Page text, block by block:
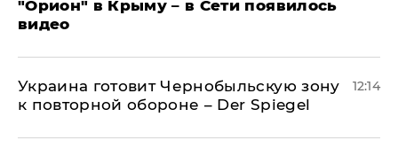
"Орион" в Крыму – в Сети появилось
видео
Украина готовит Чернобыльскую зону
к повторной обороне – Der Spiegel
12:14